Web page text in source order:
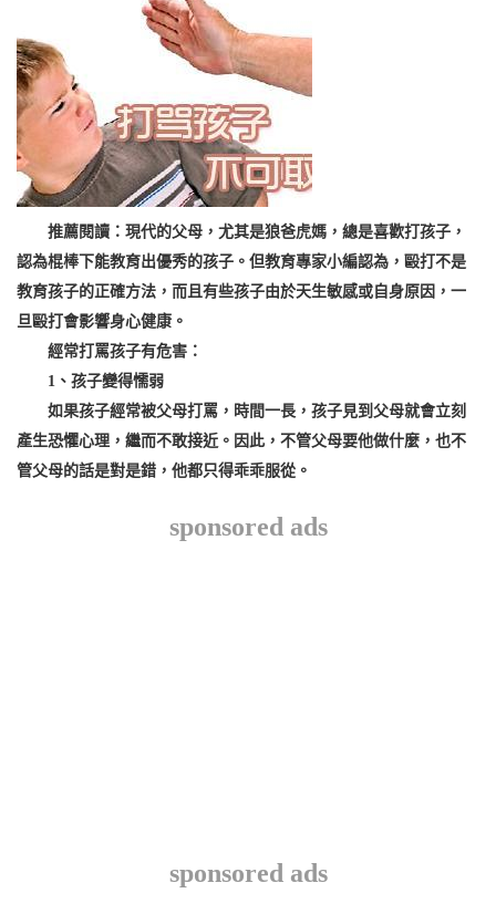
推薦閱讀：現代的父母，尤其是狼爸虎媽，總是喜歡打孩子，
認為棍棒下能教育出優秀的孩子。但教育專家小編認為，毆打不是
教育孩子的正確方法，而且有些孩子由於天生敏感或自身原因，一
旦毆打會影響身心健康。
經常打罵孩子有危害：
1、孩子變得懦弱
如果孩子經常被父母打罵，時間一長，孩子見到父母就會立刻
產生恐懼心理，繼而不敢接近。因此，不管父母要他做什麼，也不
管父母的話是對是錯，他都只得乖乖服從。
sponsored ads
sponsored ads